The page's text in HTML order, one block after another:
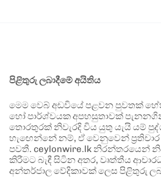
පිළිතුරු ලබාදීමේ අයිතිය
මෙම වෙබ් අඩවියේ පළවන පුවතක්
හෝ පාර්ශ්වයක අපහසුතාවක්
තොරතුරක් නිවැරදි විය යුතු යැයි යම්
හැඟෙන්නේ නම්, ඒ වෙනුවෙන්
පවතී. ceylonwire.lk නිරන්තරයෙන්
කිරීමට බැඳී සිටින අතර, වෘත්තීය
අන්තර්ජාල වේදිකාවක් ලෙස පිළිතුරු